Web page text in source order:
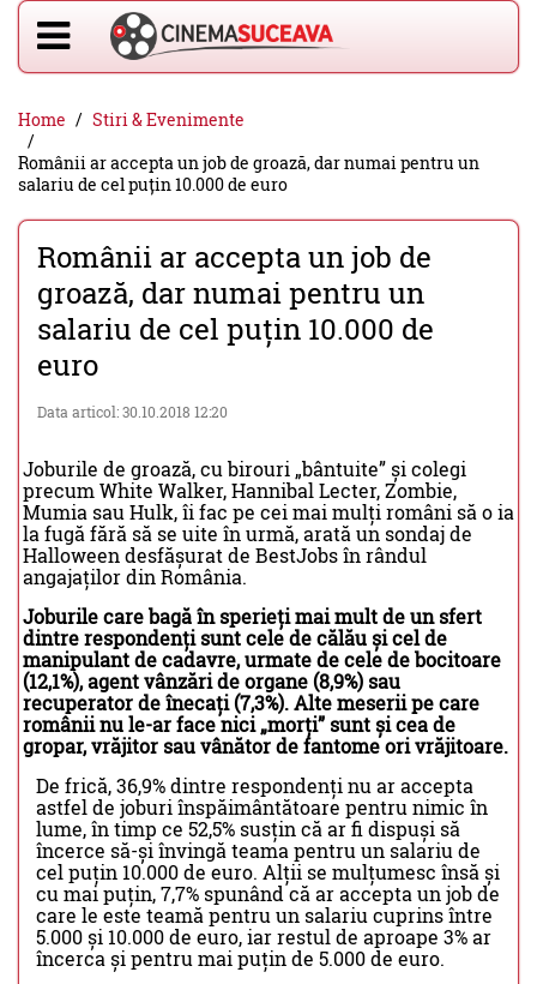
Home
Stiri & Evenimente
Românii ar accepta un job de groază, dar numai pentru un
salariu de cel puțin 10.000 de euro
Românii ar accepta un job de
groază, dar numai pentru un
salariu de cel puțin 10.000 de
euro
Data articol: 30.10.2018 12:20
Joburile de groază, cu birouri „bântuite” și colegi
precum White Walker, Hannibal Lecter, Zombie,
Mumia sau Hulk, îi fac pe cei mai mulți români să o ia
la fugă fără să se uite în urmă, arată un sondaj de
Halloween desfășurat de BestJobs în rândul
angajaților din România.
Joburile care bagă în sperieți mai mult de un sfert
dintre respondenți sunt cele de călău și cel de
manipulant de cadavre, urmate de cele de bocitoare
(12,1%), agent vânzări de organe (8,9%) sau
recuperator de înecați (7,3%). Alte meserii pe care
românii nu le-ar face nici „morți” sunt și cea de
gropar, vrăjitor sau vânător de fantome ori vrăjitoare.
De frică, 36,9% dintre respondenți nu ar accepta
astfel de joburi înspăimântătoare pentru nimic în
lume, în timp ce 52,5% susțin că ar fi dispuși să
încerce să-și învingă teama pentru un salariu de
cel puțin 10.000 de euro. Alții se mulțumesc însă și
cu mai puțin, 7,7% spunând că ar accepta un job de
care le este teamă pentru un salariu cuprins între
5.000 și 10.000 de euro, iar restul de aproape 3% ar
încerca și pentru mai puțin de 5.000 de euro.